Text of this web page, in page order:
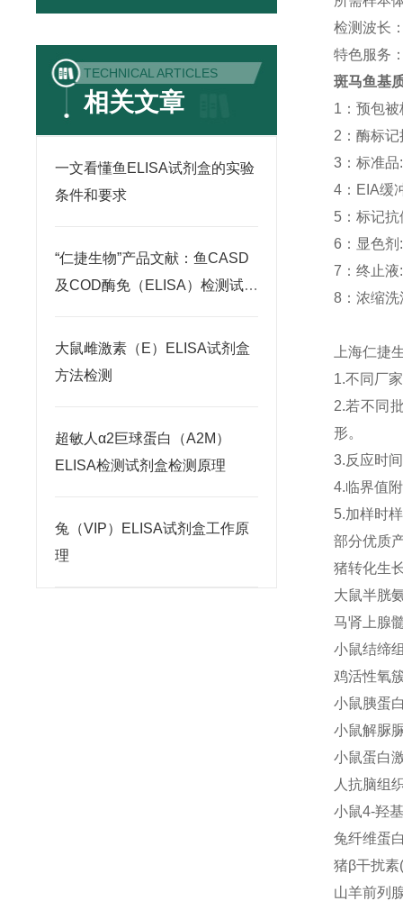
TECHNICAL ARTICLES
相关文章
一文看懂鱼ELISA试剂盒的实验
条件和要求
“仁捷生物”产品文献：鱼CASD
及COD酶免（ELISA）检测试剂
大鼠雌激素（E）ELISA试剂盒
方法检测
超敏人α2巨球蛋白（A2M）
ELISA检测试剂盒检测原理
兔（VIP）ELISA试剂盒工作原
理
检测波长
特色服务
斑马鱼基
1：预包
2：酶标
3：标准
4：EIA缓
5：标记
6：显色剂
7：终止液
8：浓缩
上海仁捷
1.不同厂
2.若不同
形。
3.反应时
4.临界值
5.加样时
部分优质
猪转化生
大鼠半胱
马肾上腺
小鼠结缔
鸡活性氧
小鼠胰蛋
小鼠解脲
小鼠蛋白
人抗脑组
小鼠4-羟
兔纤维蛋
猪β干扰
山羊前列